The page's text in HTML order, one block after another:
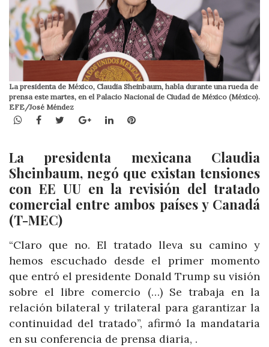
La presidenta de México, Claudia Sheinbaum, habla durante una rueda de
prensa este martes, en el Palacio Nacional de Ciudad de México (México).
EFE/José Méndez
WhatsApp
Facebook
TwitterGoogle+LinkedInPinterest
La presidenta mexicana Claudia
Sheinbaum, negó que existan tensiones
con EE UU en la revisión del tratado
comercial entre ambos países y Canadá
(T-MEC)
“Claro que no. El tratado lleva su camino y
hemos escuchado desde el primer momento
que entró el presidente Donald Trump su visión
sobre el libre comercio (…) Se trabaja en la
relación bilateral y trilateral para garantizar la
continuidad del tratado”, afirmó la mandataria
en su conferencia de prensa diaria, .